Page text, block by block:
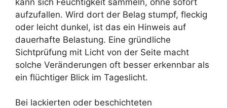
aufzufallen. Wird dort der Belag stumpf, fleckig
oder leicht dunkel, ist das ein Hinweis auf
dauerhafte Belastung. Eine gründliche
Sichtprüfung mit Licht von der Seite macht
solche Veränderungen oft besser erkennbar als
ein flüchtiger Blick im Tageslicht.
Bei lackierten oder beschichteten